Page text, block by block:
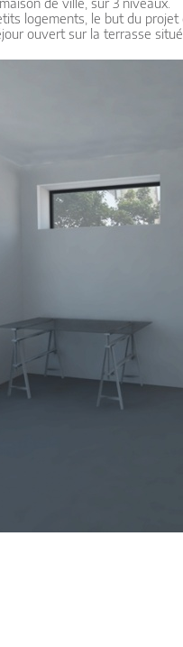
de ville, sur 3 niveaux.
logements, le but du
ouvert sur la terrasse